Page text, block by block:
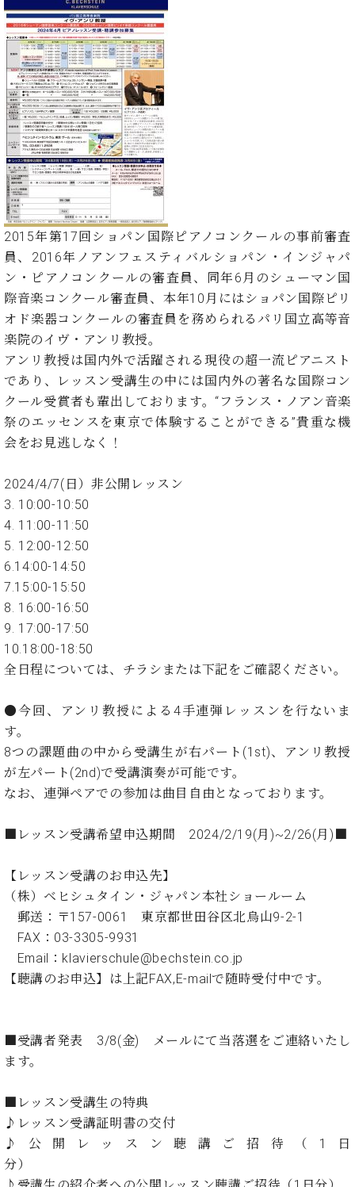
C.
ベ
ヒ
シ
ュ
タ
イ
ン
コ
ン
ー
ト
/
C.
ベ
ヒ
シ
タ
イ
ン
レ
ジ
デ
ン
C.
ベ
ヒ
シ
ュ
タ
ン
コ
ン
ラ
ン
ド
C.
ベ
ヒ
シ
タ
イ
ン
ア
ッ
プ
イ
ベ
ヒ
シ
ュ
タ
イ
ン・
ジ
ャ
パ
ン
の
取
り
組
ピ
ノ
製
造
番
号
の
声
ベ
ヒ
シ
ュ
タ
イ
ン
の
音
色
シ
ュ
タ
イ
ン
を
く
前
ベ
ヒ
ュ
タ
イ
ン・
シ
ュ
レ
納
入
実
績
ホ
ス
ジ
オ
納
入
績
教
室
ご
愛
の
ス・
イ
ベ
ン
ト
プ
レ
ス
リ
リ
ー
ス
(お
知
ら
せ・
メ
デ
ィ
ア
ャ
ン
ペ
ー
ン
ン
ー
ト
レ
ッ
ス
ン
イ
ン
代
理
店
主
ベ
ト
コ
ン
ク
ル
楽
教
正
規
デ
ィ
ー
ラ
取
扱
店
店
舗・
サ
ロ
ン・
調
く
の
直
営
店
舗
ま
で
オンライン試弾
メルマガ登録
趣
味
か
ら
本
格
に
学
ぶ
方
ま
で
大
迎。
ベヒ
シュ
タイ
ン・
シュ
ーレ
音楽
教室
シ
ュ
タ
イ
・
ト
ラ
ム
京
店
挨
情
報
ホー
スタ
会
社
案
イ
ン・
ジ
ャ
パ
ン
ブ
ロ
グ
お
問
2015年第17回ショパン国際ピアノコンクールの事前審査
員、2016年ノアンフェスティバルショパン・インジャパ
ン・ピアノコンクールの審査員、同年6月のシューマン国
際音楽コンクール審査員、本年10月にはショパン国際ピリ
オド楽器コンクールの審査員を務められるパリ国立高等音
楽院のイヴ・アンリ教授。
アンリ教授は国内外で活躍される現役の超一流ピアニスト
であり、レッスン受講生の中には国内外の著名な国際コン
クール受賞者も輩出しております。“フランス・ノアン音楽
祭のエッセンスを東京で体験することができる”貴重な機
会をお見逃しなく！
2024/4/7(日）非公開レッスン
3. 10:00-10:50
4. 11:00-11:50
5. 12:00-12:50
6.14:00-14:50
7.15:00-15:50
8. 16:00-16:50
9. 17:00-17:50
10.18:00-18:50
全日程については、チラシまたは下記をご確認ください。
●今回、アンリ教授による4手連弾レッスンを行ないま
す。
8つの課題曲の中から受講生が右パート(1st)、アンリ教授
が左パート(2nd)で受講演奏が可能です。
なお、連弾ペアでの参加は曲目自由となっております。
■レッスン受講希望申込期間 2024/2/19(月)~2/26(月)■
【レッスン受講のお申込先】
（株）ベヒシュタイン・ジャパン本社ショールーム
郵送：〒157-0061 東京都世田谷区北烏山9-2-1
FAX：03-3305-9931
Email：klavierschule@bechstein.co.jp
【聴講のお申込】は上記FAX,E-mailで随時受付中です。
■受講者発表 3/8(金) メールにて当落選をご連絡いたし
ます。
■レッスン受講生の特典
♪レッスン受講証明書の交付
♪公開レッスン聴講ご招待（1日
分）